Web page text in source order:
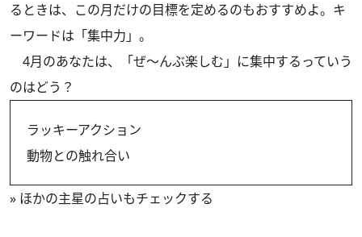
るときは、この月だけの目標を定めるのもおすすめよ。キ
ーワードは「集中力」。
4月のあなたは、「ぜ〜んぶ楽しむ」に集中するっていう
のはどう？
ラッキーアクション
動物との触れ合い
» ほかの主星の占いもチェックする